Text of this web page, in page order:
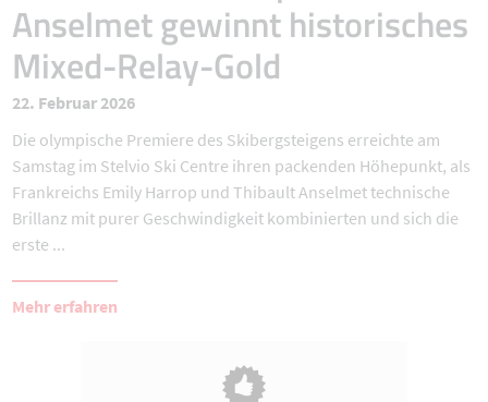
Anselmet gewinnt historisches
Mixed-Relay-Gold
22. Februar 2026
Die olympische Premiere des Skibergsteigens erreichte am
Samstag im Stelvio Ski Centre ihren packenden Höhepunkt, als
Frankreichs Emily Harrop und Thibault Anselmet technische
Brillanz mit purer Geschwindigkeit kombinierten und sich die
erste ...
Mehr erfahren